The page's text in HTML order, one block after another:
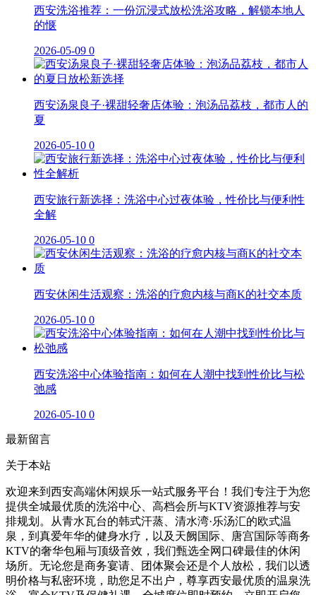
西安洗浴推荐：一份沉浸式放松洗浴攻略，解锁本地人
的惬
2026-05-09 0
西安汤泉良子·裸甜轻奢店体验：泡汤品荔枝，都市人的
夏
2026-05-10 0
西安旅行新选择：洗浴中心过夜体验，性价比与便利性
全解
2026-05-10 0
西安休闲生活观察：洗浴的疗愈内核与商K的社交本质
2026-05-10 0
西安洗浴中心体验指南：如何在人潮中找到性价比与松
弛感
2026-05-10 0
最新留言
关于本站
欢迎来到西安高端休闲娱乐一站式服务平台！我们专注于为您
提供全城最优质的洗浴中心、高档会所与KTV资源推荐与安
排规划。从青水瓦台的韩式汗蒸、清水湾·乐汤汇的欧式温
泉，到真爱年华的健身水疗，以及天阙国际、唐宫国际等商务
KTV的奢华包厢与顶级音效，我们甄选全网口碑最佳的休闲
场所。无论您是商务宴请、团体聚会还是个人放松，我们以透
明价格与私密环境，助您足不出户，尊享西安最优质的温泉洗